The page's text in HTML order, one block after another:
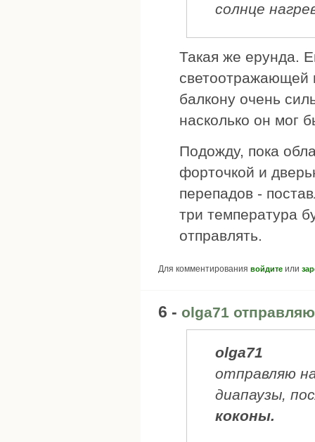
солнце
Такая же ерунда.
светоотражающей
балкону очень
насколько он мог
Подожду, пока
форточкой и
перепадов -
три температура
отправлять.
Для комментирования войдите или
6 - olga71
olga71
отправляю
диапаузы,
коконы.